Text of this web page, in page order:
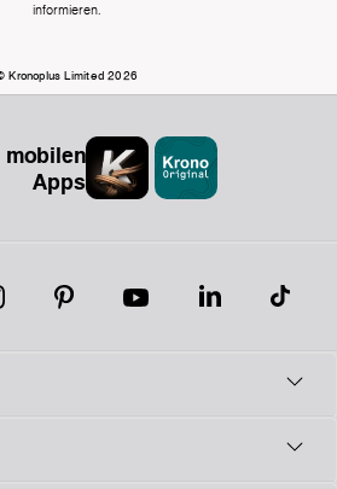
informieren.
Kronoplus Limited 2026
mobilen
Apps